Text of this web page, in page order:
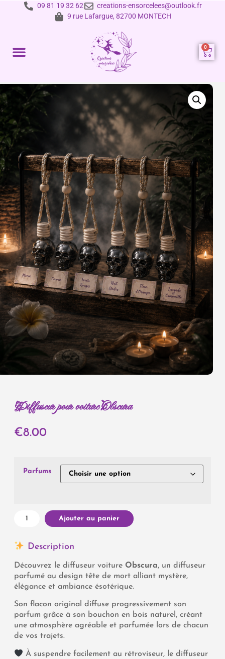
09 81 19 32 62
creations-ensorcelees@outlook.fr
9 rue Lafargue, 82700 MONTECH
Diffuseur pour voiture Obscura
€8.00
Parfums
Ajouter au panier
Description
Découvrez le diffuseur voiture Obscura, un diffuseur
parfumé au design tête de mort alliant mystère,
élégance et ambiance ésotérique.
Son flacon original diffuse progressivement son
parfum grâce à son bouchon en bois naturel, créant
une atmosphère agréable et parfumée lors de chacun
de vos trajets.
À suspendre facilement au rétroviseur, le diffuseur